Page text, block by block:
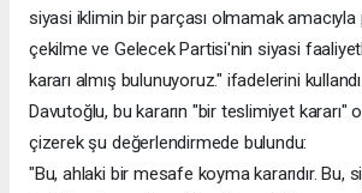
siyasi iklimin bir parçası olmamak
çekilme ve Gelecek Partisi'nin siyasi
kararı almış bulunuyoruz." ifadelerini kullandı.
Davutoğlu, bu kararın "bir teslimiyet kararı"
çizerek şu değerlendirmede bulundu:
"Bu, ahlaki bir mesafe koyma kararıdır. Bu,